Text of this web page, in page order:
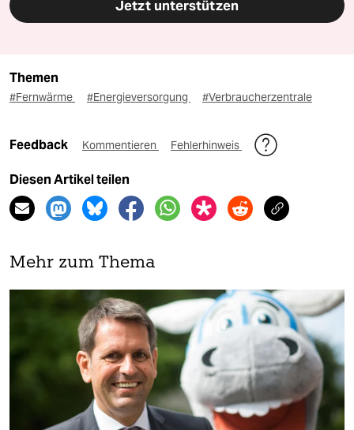
Jetzt unterstützen
Themen
#Fernwärme #Energieversorgung #Verbraucherzentrale
Feedback Kommentieren Fehlerhinweis
Diesen Artikel teilen
Mehr zum Thema